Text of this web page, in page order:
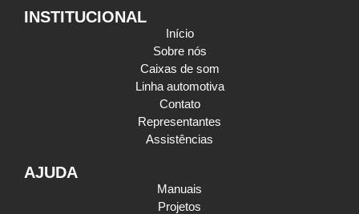
INSTITUCIONAL
Início
Sobre nós
Caixas de som
Linha automotiva
Contato
Representantes
Assistências
AJUDA
Manuais
Projetos